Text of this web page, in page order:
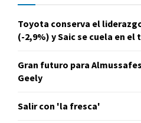
Toyota conserva el
(-2,9%) y Saic se cuela en el
Gran futuro para
Geely
Salir con 'la fresca'